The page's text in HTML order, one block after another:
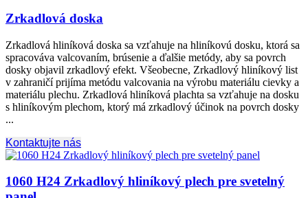
Zrkadlová doska
Zrkadlová hliníková doska sa vzťahuje na hliníkovú dosku, ktorá sa
spracováva valcovaním, brúsenie a ďalšie metódy, aby sa povrch
dosky objavil zrkadlový efekt. Všeobecne, Zrkadlový hliníkový list
v zahraničí prijíma metódu valcovania na výrobu materiálu cievky a
materiálu plechu. Zrkadlová hliníková plachta sa vzťahuje na dosku
s hliníkovým plechom, ktorý má zrkadlový účinok na povrch dosky
...
Kontaktujte nás
1060 H24 Zrkadlový hliníkový plech pre svetelný